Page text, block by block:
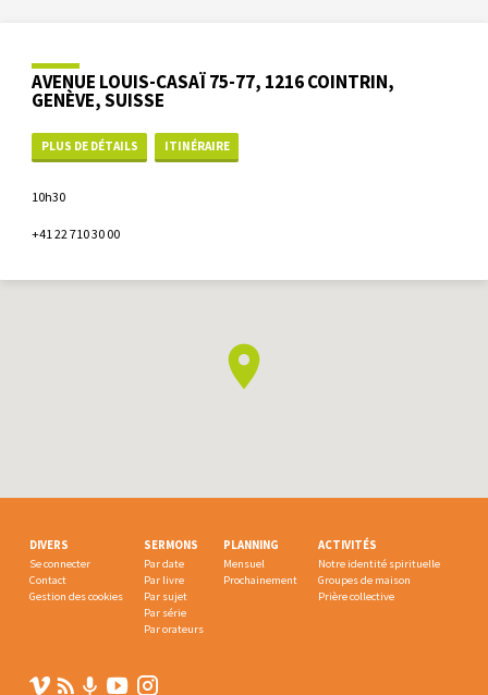
AVENUE LOUIS-CASAÏ 75-77, 1216 COINTRIN,
GENÈVE, SUISSE
PLUS DE DÉTAILS ITINÉRAIRE
10h30
+41 22 710 30 00
DIVERS
Se connecter
Contact
Gestion des cookies
SERMONS
Par date
Par livre
Par sujet
Par série
Par orateurs
PLANNING
Mensuel
Prochainement
ACTIVITÉS
Notre identité spirituelle
Groupes de maison
Prière collective